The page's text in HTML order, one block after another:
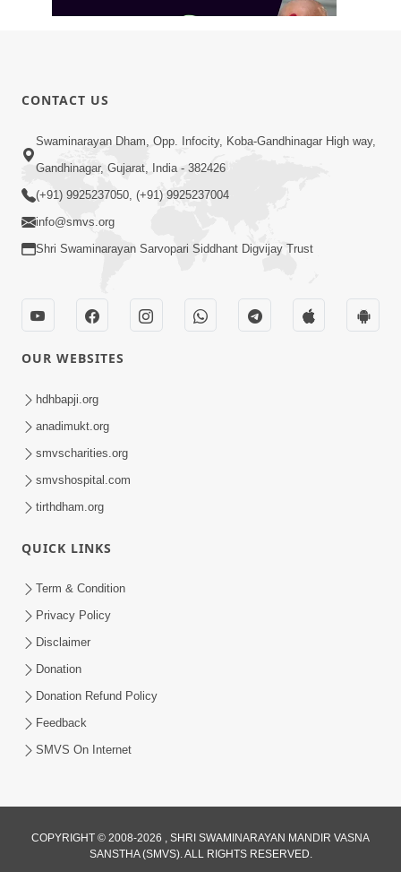
2:00
રાજાધિરાજ ના દીકરા જ છીએ; પરંતુ આપણે
સ્વરૂપસ્થ રહેવું છકી ના જવું | SMVS
Spiritual Journey
રમેશભાઈ સુહાગીયા ગુરુજીની મરજીમાં રહ્યા |
SMVS Spiritual Journey
યોગીવર્ય ગોપાળાનંદસ્વામીએ સ્વામિનારાયણ
Swaminarayan | 2023
Apr 28, 2023
CONTACT US
Swaminarayan Dham, Opp. Infocity, Koba-Gandhinagar High way,
Gandhinagar, Gujarat, India - 382426
(+91) 9925237050, (+91) 9925237004
info@smvs.org
Shri Swaminarayan Sarvopari Siddhant Digvijay Trust
OUR WEBSITES
hdhbapji.org
anadimukt.org
smvscharities.org
smvshospital.com
tirthdham.org
QUICK LINKS
Term & Condition
Privacy Policy
Disclaimer
Donation
Donation Refund Policy
Feedback
SMVS On Internet
COPYRIGHT © 2008-2026 , SHRI SWAMINARAYAN MANDIR VASNA
SANSTHA (SMVS). ALL RIGHTS RESERVED.